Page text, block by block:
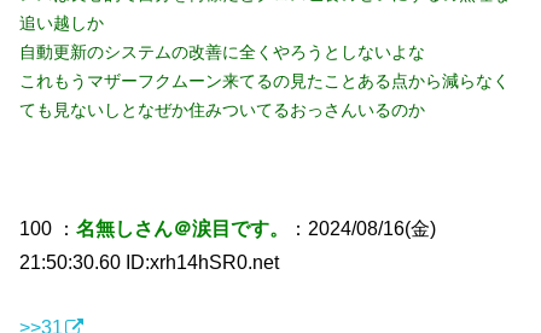
追い越しか
自動更新のシステムの改善に全くやろうとしないよな
これもうマザーフクムーン来てるの見たことある点から減らなく
ても見ないしとなぜか住みついてるおっさんいるのか
100 ：名無しさん＠涙目です。
：2024/08/16(金)
21:50:30.60 ID:xrh14hSR0.net
>>31